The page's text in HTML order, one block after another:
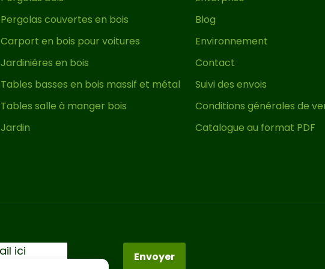
Pergolas couvertes en bois
Carport en bois pour voitures
Jardinières en bois
Tables basses en bois massif et métal
Tables salle à manger bois
Jardin
Blog
Environnement
Contact
Suivi des envois
Conditions générales de
Catalogue au format PDF
Envoyer